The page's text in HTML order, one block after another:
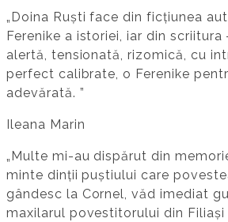
„Doina Ruști face din ficțiunea
Ferenike a istoriei, iar din scriitura
alertă, tensionată, rizomică, cu
perfect calibrate, o Ferenike
adevărată. ”
Ileana Marin
„Multe mi-au dispărut din
minte dinții puștiului care
gândesc la Cornel, văd imediat
maxilarul povestitorului din